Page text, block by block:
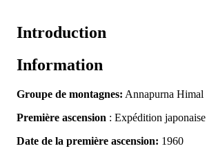
Introduction
Information
Groupe de montagnes: Annapurna Himal
Première ascension : Expédition japonaise
Date de la première ascension: 1960